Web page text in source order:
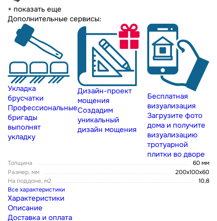
+ показать еще
Дополнительные сервисы:
Укладка
брусчатки
Профессиональные
бригады
выполнят
укладку
Дизайн-проект
мощения
Создадим
уникальный
дизайн мощения
Бесплатная
визуализация
Загрузите фото
дома и получите
визуализацию
тротуарной
плитки во дворе
Толщина
60 мм
Размер, мм
200х100х60
На поддоне, м2
10,8
Все характеристики
Характеристики
Описание
Доставка и оплата